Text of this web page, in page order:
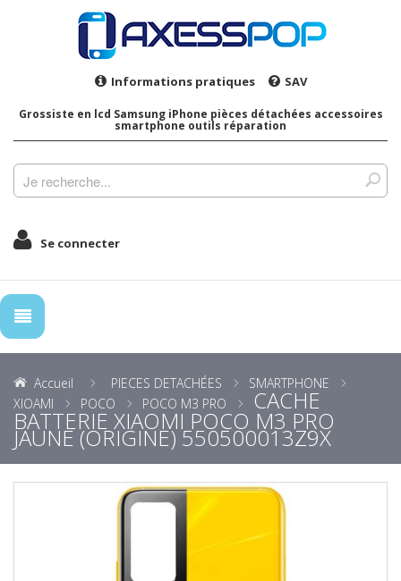
Informations pratiques SAV
Grossiste en lcd Samsung iPhone pièces détachées accessoires
smartphone outils réparation
Se connecter
Accueil PIECES DETACHÉES
SMARTPHONE
XIOAMI
POCO POCO M3 PRO CACHE
BATTERIE XIAOMI POCO M3 PRO
JAUNE (ORIGINE) 550500013Z9X